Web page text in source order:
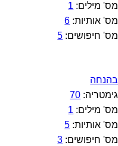
מס' מילים: 1
מס' אותיות: 6
מס' חיפושים: 5
בהנחה
גימטריה: 70
מס' מילים: 1
מס' אותיות: 5
מס' חיפושים: 3